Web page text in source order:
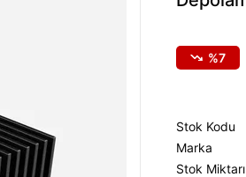
7
Stok Kodu
Marka
Stok Miktarı